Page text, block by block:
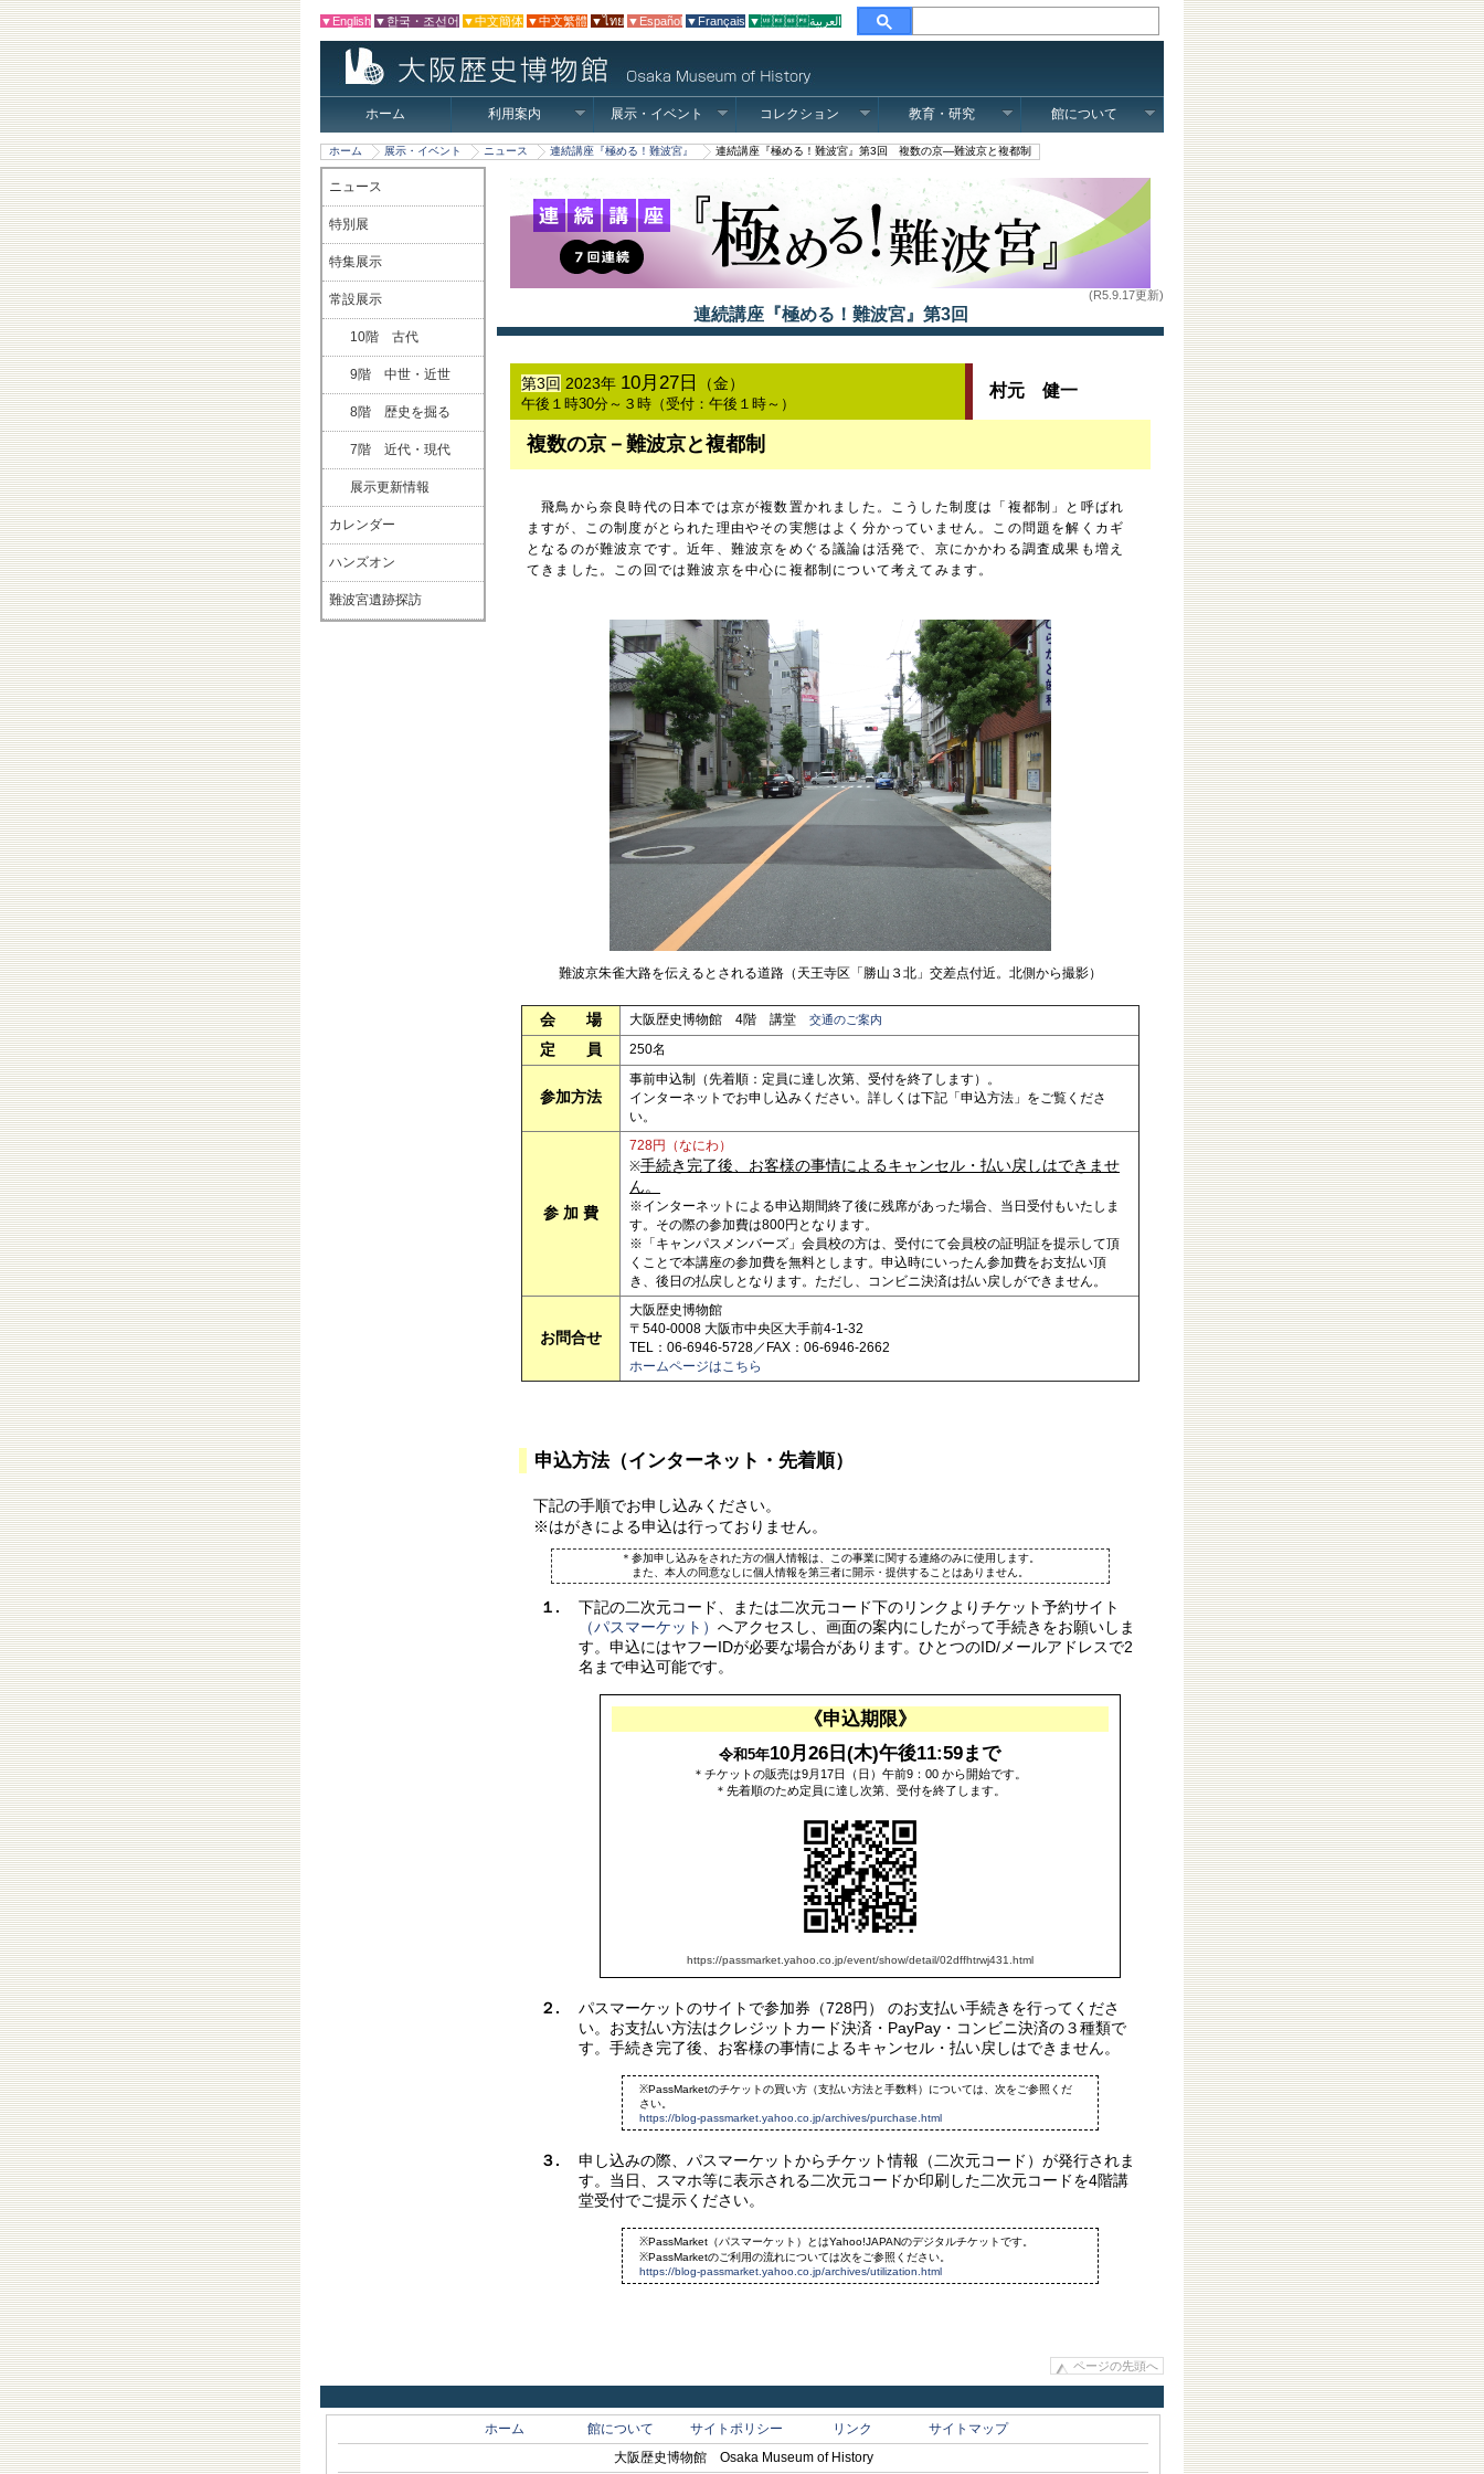
▼English ▼한국・조선어 ▼中文簡体 ▼中文繁體 ▼ไทย ▼Español ▼Français ▼العربية
ホーム 利用案内 展示・イベント コレクション 教育・研究 館について
ホーム 展示・イベント ニュース 連続講座『極める！難波宮』 連続講座『極める！難波宮』第3回 複数の京―難波京と複都制
ニュース
特別展
特集展示
常設展示
10階 古代
9階 中世・近世
8階 歴史を掘る
7階 近代・現代
展示更新情報
カレンダー
ハンズオン
難波宮遺跡探訪
(R5.9.17更新)
連続講座『極める！難波宮』第3回
第3回 2023年 10月27日 （金）
午後１時30分～３時（受付：午後１時～）
村元 健一
複数の京－難波京と複都制
飛鳥から奈良時代の日本では京が複数置かれました。こうした制度は「複都制」と呼ばれ
ますが、この制度がとられた理由やその実態はよく分かっていません。この問題を解くカギ
となるのが難波京です。近年、難波京をめぐる議論は活発で、京にかかわる調査成果も増え
てきました。この回では難波京を中心に複都制について考えてみます。
難波京朱雀大路を伝えるとされる道路（天王寺区「勝山３北」交差点付近。北側から撮影）
会 場 大阪歴史博物館 4階 講堂 交通のご案内
定 員 250名
参加方法
事前申込制（先着順：定員に達し次第、受付を終了します）。
インターネットでお申し込みください。詳しくは下記「申込方法」をご覧くださ
い。
参 加 費
728円（なにわ）
※手続き完了後、お客様の事情によるキャンセル・払い戻しはできませ
ん。
※インターネットによる申込期間終了後に残席があった場合、当日受付もいたしま
す。その際の参加費は800円となります。
※「キャンパスメンバーズ」会員校の方は、受付にて会員校の証明証を提示して頂
くことで本講座の参加費を無料とします。申込時にいったん参加費をお支払い頂
き、後日の払戻しとなります。ただし、コンビニ決済は払い戻しができません。
お問合せ
大阪歴史博物館
〒540-0008 大阪市中央区大手前4-1-32
TEL：06-6946-5728／FAX：06-6946-2662
ホームページはこちら
申込方法（インターネット・先着順）
下記の手順でお申し込みください。
※はがきによる申込は行っておりません。
＊参加申し込みをされた方の個人情報は、この事業に関する連絡のみに使用します。
また、本人の同意なしに個人情報を第三者に開示・提供することはありません。
１.
下記の二次元コード、または二次元コード下のリンクよりチケット予約サイト
（パスマーケット） へアクセスし、画面の案内にしたがって手続きをお願いしま
す。申込にはヤフーIDが必要な場合があります。ひとつのID/メールアドレスで2
名まで申込可能です。
《申込期限》
令和5年10月26日(木)午後11:59まで
＊チケットの販売は9月17日（日）午前9：00 から開始です。
＊先着順のため定員に達し次第、受付を終了します。
https://passmarket.yahoo.co.jp/event/show/detail/02dffhtrwj431.html
２.
パスマーケットのサイトで参加券（728円） のお支払い手続きを行ってくださ
い。お支払い方法はクレジットカード決済・PayPay・コンビニ決済の３種類で
す。 手続き完了後、お客様の事情によるキャンセル・払い戻しはできません。
※PassMarketのチケットの買い方（支払い方法と手数料）については、次をご参照くだ
さい。
https://blog-passmarket.yahoo.co.jp/archives/purchase.html
３.
申し込みの際、パスマーケットからチケット情報（二次元コード）が発行されま
す。当日、スマホ等に表示される二次元コードか印刷した二次元コードを4階講
堂受付でご提示ください。
※PassMarket（パスマーケット）とはYahoo!JAPANのデジタルチケットです。
※PassMarketのご利用の流れについては次をご参照ください。
https://blog-passmarket.yahoo.co.jp/archives/utilization.html
ページの先頭へ
ホーム 館について サイトポリシー リンク
サイトマップ
大阪歴史博物館 Osaka Museum of History